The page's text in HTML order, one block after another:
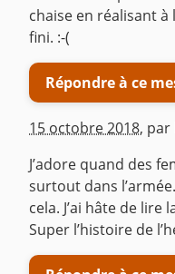
chaise en réalisant à
fini. :-(
Répondre à ce
15 octobre 2018, par
J’adore quand des
surtout dans
cela. J’ai hâte de
Super l’histoire de